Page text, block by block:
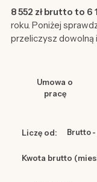
8 552 zł brutto to 6
roku. Poniżej
przeliczysz dowolną
Umowa o
pracę
Liczę od: Brutto
Kwota brutto